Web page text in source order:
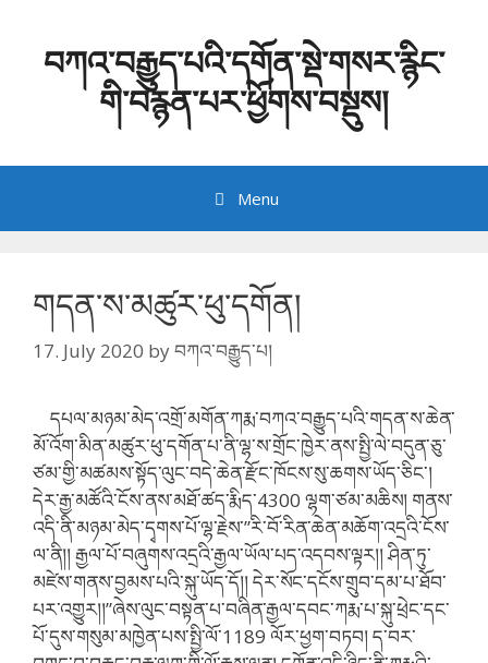
contentབཀའ་བརྒྱུད་པའི་དགོན་སྡེ་གསར་རྙིང་
གི་བརྙན་པར་ཕྱོགས་བསྡུས།
Menu
གདན་ས་མཚུར་ཕུ་དགོན།
17. July 2020 byབཀའ་བརྒྱུད་པ།
དཔལ་མཉམ་མེད་འགྲོ་མགོན་ཀརྨ་བཀའ་བརྒྱུད་པའི་གདན་ས་ཆེན་
མོ་འོག་མིན་མཚུར་ཕུ་དགོན་པ་ནི་ལྷ་ས་གྲོང་ཁྱེར་ནས་སྤྱི་ལེ་བདུན་ཅུ་
ཙམ་གྱི་མཚམས་སྟོད་ལུང་བདེ་ཆེན་རྫོང་ཁོངས་སུ་ཆགས་ཡོད་ཅིང་།
དེར་རྒྱ་མཚོའི་ངོས་ནས་མཐོ་ཚད་རྨིད་4300 ལྷག་ཙམ་མཆིས། གནས་
འདི་ནི་མཉམ་མེད་དྭགས་པོ་ལྷ་རྗེས་”རི་བོ་རིན་ཆེན་མཆོག་འདྲའི་ངོས་
ལ་ནི།། རྒྱལ་པོ་བཞུགས་འདྲའི་རྒྱལ་ཡོལ་པད་འདབས་ལྟར།། ཤིན་ཏུ་
མཛེས་གནས་བྱམས་པའི་སྐུ་ཡོད་དོ།། དེར་སོང་དངོས་གྲུབ་དམ་པ་ཐོབ་
པར་འགྱུར།།”ཞེས་ལུང་བསྟན་པ་བཞིན་རྒྱལ་དབང་ཀརྨ་པ་སྐུ་ཕྲེང་དང་
པོ་དུས་གསུམ་མཁྱེན་པས་སྤྱི་ལོ་1189 ལོར་ཕྱག་བཏབ། ད་བར་